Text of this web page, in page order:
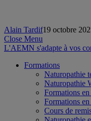
Alain Tardif19 octobre
Close Menu
L'AEMN s'adapte à vos
Formations
Naturopathie
Naturopathie
Formations
Formations
Cours de